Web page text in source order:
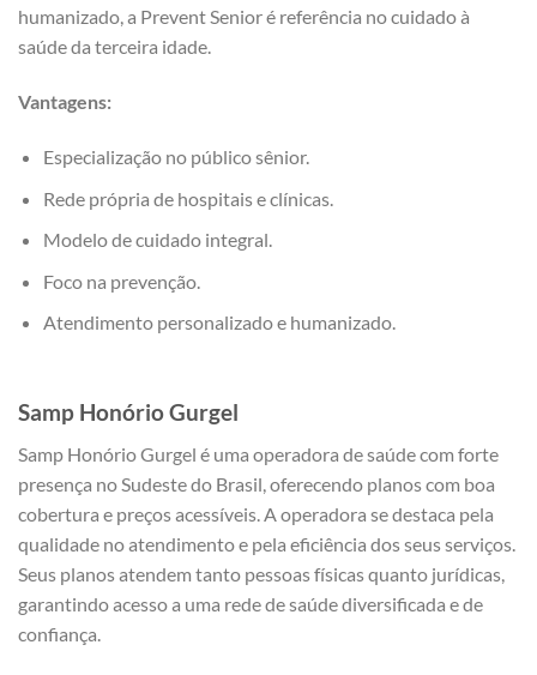
humanizado, a Prevent Senior é referência no cuidado à
saúde da terceira idade.
Vantagens:
Especialização no público sênior.
Rede própria de hospitais e clínicas.
Modelo de cuidado integral.
Foco na prevenção.
Atendimento personalizado e humanizado.
Samp Honório Gurgel
Samp Honório Gurgel é uma operadora de saúde com forte
presença no Sudeste do Brasil, oferecendo planos com boa
cobertura e preços acessíveis. A operadora se destaca pela
qualidade no atendimento e pela eficiência dos seus serviços.
Seus planos atendem tanto pessoas físicas quanto jurídicas,
garantindo acesso a uma rede de saúde diversificada e de
confiança.